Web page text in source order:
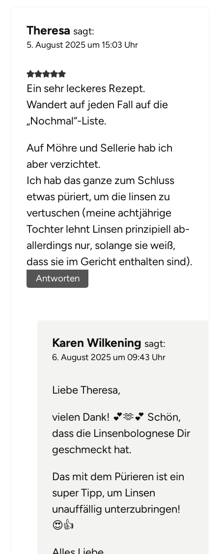
Theresa sagt:
5. August 2025 um 15:03 Uhr
Ein sehr leckeres Rezept.
Wandert auf jeden Fall auf die
„Nochmal“-Liste.
Auf Möhre und Sellerie hab ich
aber verzichtet.
Ich hab das ganze zum Schluss
etwas püriert, um die linsen zu
vertuschen (meine achtjährige
Tochter lehnt Linsen prinzipiell ab-
allerdings nur, solange sie weiß,
dass sie im Gericht enthalten sind).
Antworten
Karen Wilkening sagt:
6. August 2025 um 09:43 Uhr
Liebe Theresa,
vielen Dank! 💕🫶💕 Schön,
dass die Linsenbolognese Dir
geschmeckt hat.
Das mit dem Pürieren ist ein
super Tipp, um Linsen
unauffällig unterzubringen!
😍👍